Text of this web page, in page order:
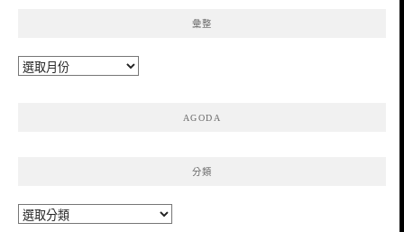
彙整
彙
AGODA
分類
分